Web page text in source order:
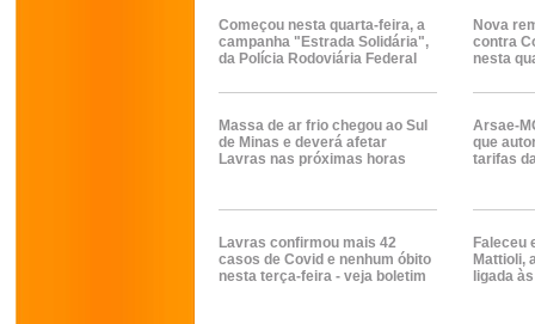
Começou nesta quarta-feira, a
campanha "Estrada Solidária",
da Polícia Rodoviária Federal
Nova
contra
nesta
Massa de ar frio chegou ao Sul
de Minas e deverá afetar
Lavras nas próximas horas
Arsae-
que
tarifas
Lavras confirmou mais 42
casos de Covid e nenhum óbito
nesta terça-feira - veja boletim
Faleceu
Mattioli,
ligada